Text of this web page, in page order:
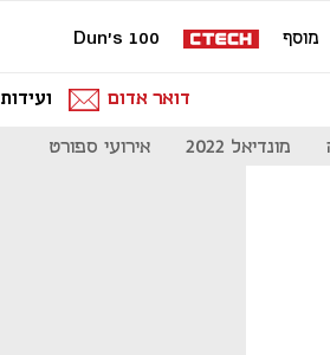
מוסף Dun's 100
דואר אדום ועידות
מונדיאל 2022 אירועי ספורט